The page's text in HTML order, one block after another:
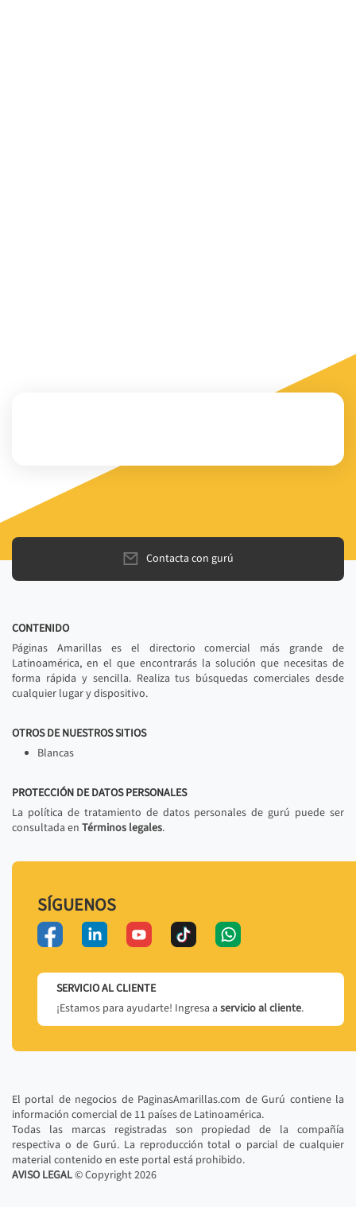
Contacta con gurú
CONTENIDO
Páginas Amarillas es el directorio comercial más grande de
Latinoamérica, en el que encontrarás la solución que necesitas de
forma rápida y sencilla. Realiza tus búsquedas comerciales desde
cualquier lugar y dispositivo.
OTROS DE NUESTROS SITIOS
Blancas
PROTECCIÓN DE DATOS PERSONALES
La política de tratamiento de datos personales de gurú puede ser
consultada en Términos legales.
SÍGUENOS
SERVICIO AL CLIENTE
¡Estamos para ayudarte! Ingresa a servicio al cliente.
El portal de negocios de PaginasAmarillas.com de Gurú contiene la
información comercial de 11 países de Latinoamérica.
Todas las marcas registradas son propiedad de la compañía
respectiva o de Gurú. La reproducción total o parcial de cualquier
material contenido en este portal está prohibido.
AVISO LEGAL© Copyright2026